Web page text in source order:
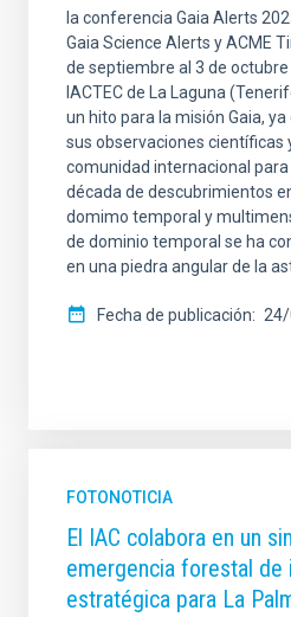
la conferencia Gaia Alerts
Gaia Science Alerts y ACME
de septiembre al 3 de
IACTEC de La Laguna
un hito para la misión Gaia,
sus observaciones científicas
comunidad internacional
década de descubrimientos
domimo temporal y
de dominio temporal se ha
en una piedra angular de la
Fecha de publicación 24/
FOTONOTICIA
El IAC colabora en un
emergencia forestal de
estratégica para La